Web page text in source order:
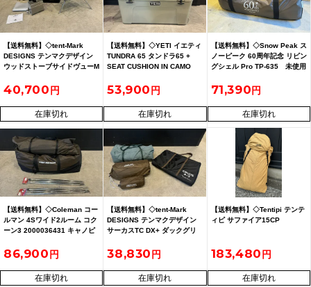
【送料無料】◇tent-Mark
DESIGNS テンマクデザイン
ウッドストーブサイドヴューM
40,700
在庫切れ
【送料無料】◇YETI イエティ
TUNDRA 65 タンドラ65 +
SEAT CUSHION IN CAMO
53,900
在庫切れ
【送料無料】◇Snow Peak ス
ノーピーク 60周年記念 リビン
グシェル Pro TP-635 未使用
71,390
在庫切れ
【送料無料】◇Coleman コー
ルマン 4Sワイド2ルーム コク
ーン3 2000036431 キャノピ
86,900
在庫切れ
【送料無料】◇tent-Mark
DESIGNS テンマクデザイン
サーカスTC DX+ ダックグリ
ト＆インナーマット
38,830
在庫切れ
【送料無料】◇Tentipi テンテ
ィピ サファイア15CP
183,480
在庫切れ